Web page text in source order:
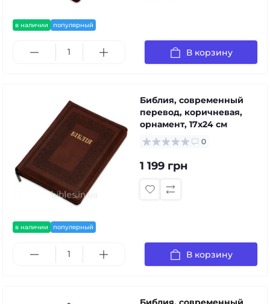
в наличии популярный
В корзину
в наличии популярный
Библия, современный
перевод, коричневая,
орнамент, 17x24 см
0
1 199 грн
В корзину